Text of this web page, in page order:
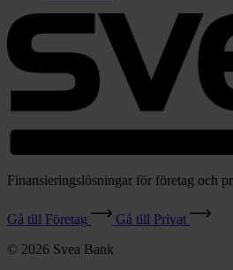
Finansieringslösningar för företag och
Gå till Företag
Gå till Privat
© 2026 Svea Bank